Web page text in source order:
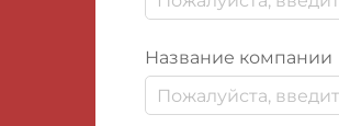
Название компании